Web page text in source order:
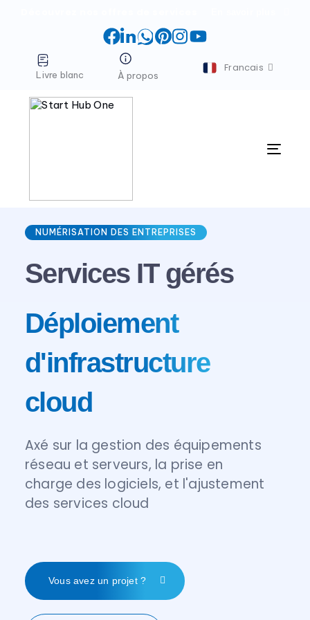
Facebook
LinkedIn
WhatsApp
Pinterest
Instagram
YouTube
Livre blanc À propos
Francais
Menu
NUMÉRISATION DES ENTREPRISES
Services IT gérés
Déploiement
d'infrastructure
cloud
Axé sur la gestion des équipements
réseau et serveurs, la prise en
charge des logiciels, et l'ajustement
des services cloud
Vous avez un projet ?